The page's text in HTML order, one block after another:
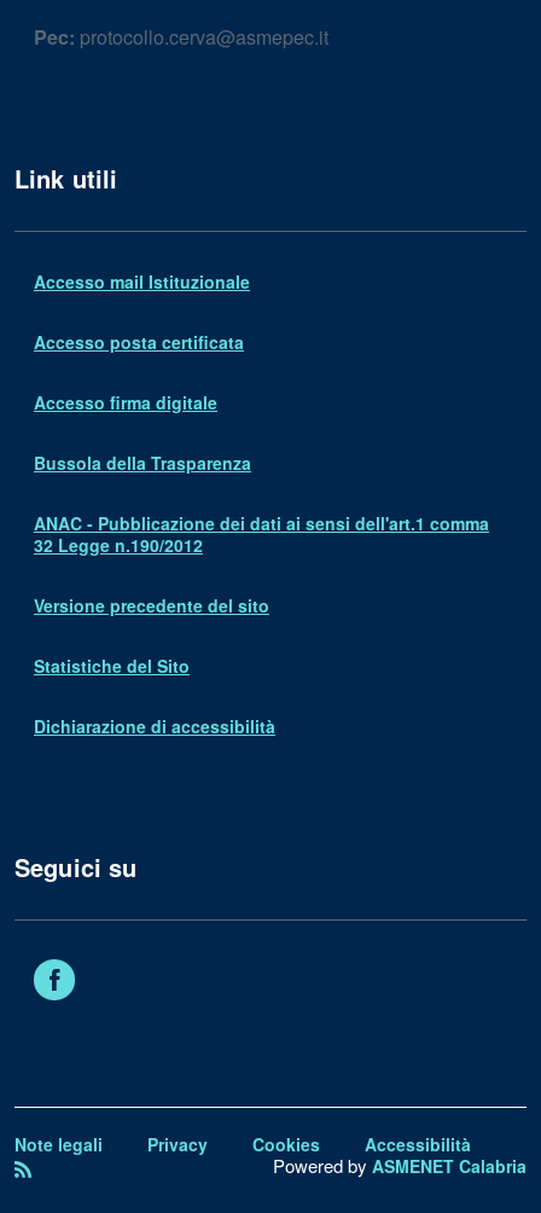
Pec: protocollo.cerva@asmepec.it
Link utili
Accesso mail Istituzionale
Accesso posta certificata
Accesso firma digitale
Bussola della Trasparenza
ANAC - Pubblicazione dei dati ai sensi dell'art.1 comma
32 Legge n.190/2012
Versione precedente del sito
Statistiche del Sito
Dichiarazione di accessibilità
Seguici su
Note legali Privacy Cookies Accessibilità
Powered by ASMENET Calabria